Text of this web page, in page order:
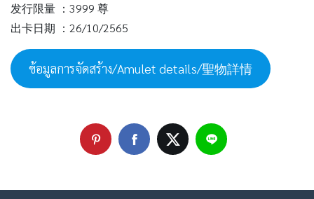
发行限量 ：3999 尊
出卡日期 ：26/10/2565
ข้อมูลการจัดสร้าง/Amulet details/聖物詳情